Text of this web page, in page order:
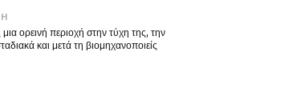
ορεινή περιοχή στην τύχη της, την
και μετά τη βιομηχανοποιείς